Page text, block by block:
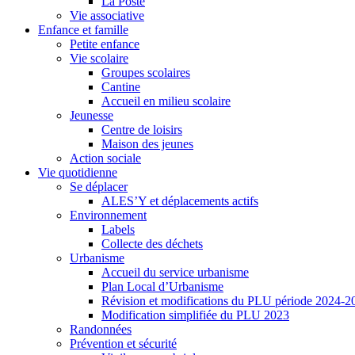
Vie associative
Enfance et famille
Petite enfance
Vie scolaire
Groupes scolaires
Cantine
Accueil en milieu scolaire
Jeunesse
Centre de loisirs
Maison des jeunes
Action sociale
Vie quotidienne
Se déplacer
ALES’Y et déplacements actifs
Environnement
Labels
Collecte des déchets
Urbanisme
Accueil du service urbanisme
Plan Local d’Urbanisme
Révision et modifications du PLU période 2024-
Modification simplifiée du PLU 2023
Randonnées
Prévention et sécurité